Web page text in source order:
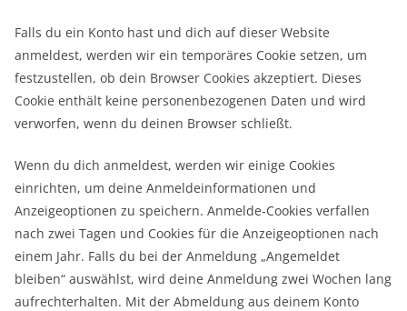
Falls du ein Konto hast und dich auf dieser Website
anmeldest, werden wir ein temporäres Cookie setzen, um
festzustellen, ob dein Browser Cookies akzeptiert. Dieses
Cookie enthält keine personenbezogenen Daten und wird
verworfen, wenn du deinen Browser schließt.
Wenn du dich anmeldest, werden wir einige Cookies
einrichten, um deine Anmeldeinformationen und
Anzeigeoptionen zu speichern. Anmelde-Cookies verfallen
nach zwei Tagen und Cookies für die Anzeigeoptionen nach
einem Jahr. Falls du bei der Anmeldung „Angemeldet
bleiben“ auswählst, wird deine Anmeldung zwei Wochen lang
aufrechterhalten. Mit der Abmeldung aus deinem Konto